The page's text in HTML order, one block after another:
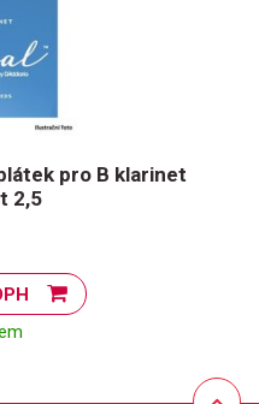
pro B klarinet
2,5
DPH